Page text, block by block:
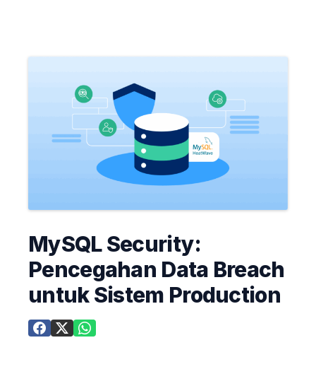
MySQL Security:
Pencegahan Data Breach
untuk Sistem Production